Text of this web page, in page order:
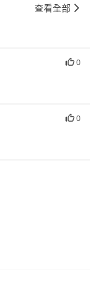
查看全部
0
0